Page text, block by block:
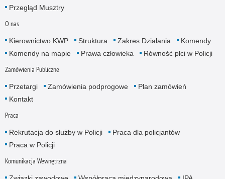
Przegląd Musztry
O nas
Kierownictwo KWP Struktura Zakres Działania
Komendy
Komendy na mapie
Prawa człowieka Równość płci w Policji
Zamówienia Publiczne
Przetargi Zamówienia podprogowe
Plan zamówień
Kontakt
Praca
Rekrutacja do służby w Policji
Praca dla policjantów
Praca w Policji
Komunikacja Wewnętrzna